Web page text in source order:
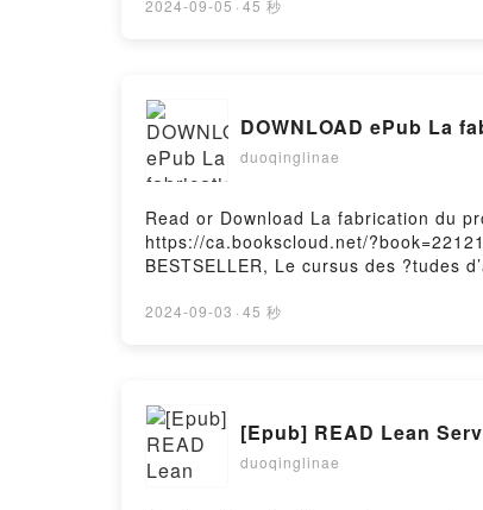
2024-09-05 · 45 秒
DOWNLOAD ePub La
duoqinglinae
Read or Download La fabrication du
https://ca.bookscloud.net/
BESTSELLER, Le cursus des ?tudes
de pr?senter et de d?fendre ce projet
l’exercice de la recherche
M?thode destin?e aux ?tudiants des
projet M?thode destin?e aux
colesPowered by Firstory Hosting
2024-09-03 · 45 秒
[Epub] READ Lean
duoqinglinae